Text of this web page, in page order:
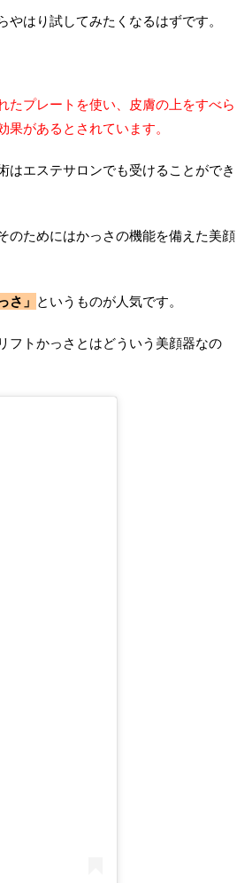
はり試してみたくなるはずです。
たプレートを使い、皮膚の上をすべら
があるとされています。
はエステサロンでも受けることができ
のためにはかっさの機能を備えた美顔
さ」 というものが人気です。
フトかっさとはどういう美顔器なの